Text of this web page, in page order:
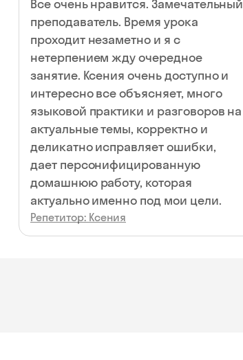
Все очень нравится. Замечательный
преподаватель. Время урока
проходит незаметно и я с
нетерпением жду очередное
занятие. Ксения очень доступно и
интересно все объясняет, много
языковой практики и разговоров на
актуальные темы, корректно и
деликатно исправляет ошибки,
дает персонифицированную
домашнюю работу, которая
актуально именно под мои цели.
Репетитор: Ксения